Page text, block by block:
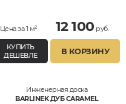
Цена за 1 м² 12 100 руб.
КУПИТЬ
ДЕШЕВЛЕ
В КОРЗИНУ
Инженерная доска
BARLINEK ДУБ CARAMEL